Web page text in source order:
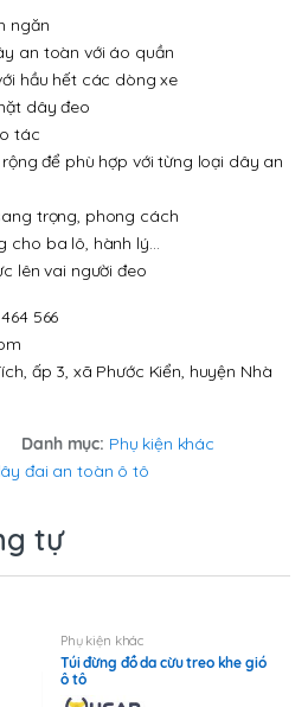
ngăn
an toàn với áo quần
hầu hết các dòng xe
dây đeo
tác
để phù hợp với từng loại dây an
trọng, phong cách
cho ba lô, hành lý…
lên vai người đeo
566
ấp 3, xã Phước Kiển, huyện Nhà
Danh mục: Phụ kiện khác
đai an toàn ô tô
tự
Phụ kiện khác
Túi đừng đồ da cừu treo khe gió
ô tô